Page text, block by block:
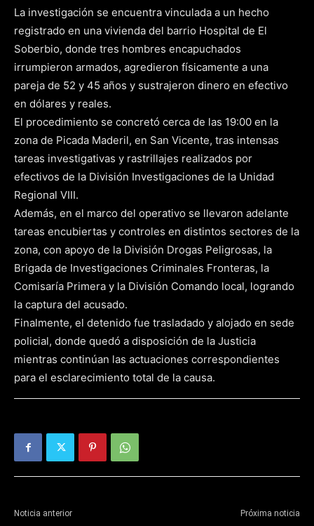
La investigación se encuentra vinculada a un hecho
registrado en una vivienda del barrio Hospital de El
Soberbio, donde tres hombres encapuchados
irrumpieron armados, agredieron físicamente a una
pareja de 52 y 45 años y sustrajeron dinero en efectivo
en dólares y reales.
El procedimiento se concretó cerca de las 19:00 en la
zona de Picada Maderil, en San Vicente, tras intensas
tareas investigativas y rastrillajes realizados por
efectivos de la División Investigaciones de la Unidad
Regional VIII.
Además, en el marco del operativo se llevaron adelante
tareas encubiertas y controles en distintos sectores de la
zona, con apoyo de la División Drogas Peligrosas, la
Brigada de Investigaciones Criminales Fronteras, la
Comisaría Primera y la División Comando local, logrando
la captura del acusado.
Finalmente, el detenido fue trasladado y alojado en sede
policial, donde quedó a disposición de la Justicia
mientras continúan las actuaciones correspondientes
para el esclarecimiento total de la causa.
Noticia anterior Próxima noticia